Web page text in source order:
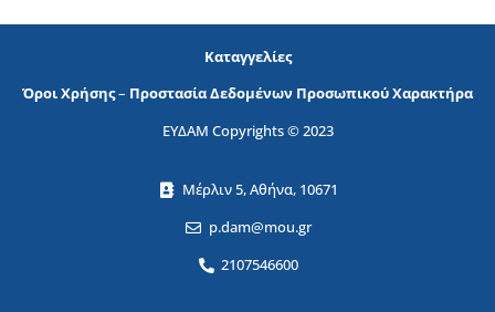
Καταγγελίες
Όροι Χρήσης– Προστασία Δεδομένων Προσωπικού Χαρακτήρα
ΕΥΔΑΜ Copyrights © 2023
Μέρλιν 5, Αθήνα, 10671
p.dam@mou.gr
2107546600